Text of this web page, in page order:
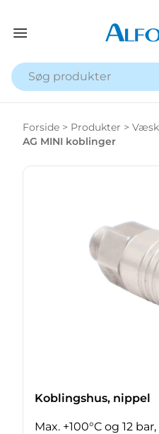
Forside > Produkter >
AG MINI koblinger
Koblingshus, nippel
Max. +100°C og 12